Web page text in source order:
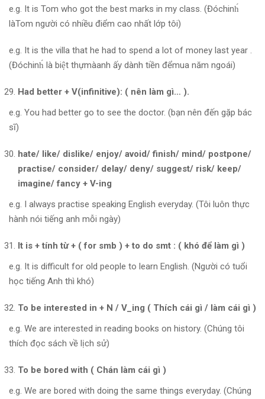
e.g. It is Tom who got the best marks in my class. (Đóchinh́
làTom người có nhiều điểm cao nhất lớp tôi)
e.g. It is the villa that he had to spend a lot of money last year .
(Đóchinh́ là biệt thựmàanh ấy dành tiền đểmua năm ngoái)
Had better + V(infinitive): ( nên làm gì… ).
e.g. You had better go to see the doctor. (bạn nên đến gặp bác
sĩ)
hate/ like/ dislike/ enjoy/ avoid/ finish/ mind/ postpone/
practise/ consider/ delay/ deny/ suggest/ risk/ keep/
imagine/ fancy + V-ing
e.g. I always practise speaking English everyday. (Tôi luôn thực
hành nói tiếng anh mỗi ngày)
It is + tính từ + ( for smb ) + to do smt : ( khó để làm gì )
e.g. It is difficult for old people to learn English. (Người có tuổi
học tiếng Anh thì khó)
To be interested in + N / V_ing ( Thích cái gì / làm cái gì )
e.g. We are interested in reading books on history. (Chúng tôi
thích đọc sách về lịch sử)
To be bored with ( Chán làm cái gì )
e.g. We are bored with doing the same things everyday. (Chúng